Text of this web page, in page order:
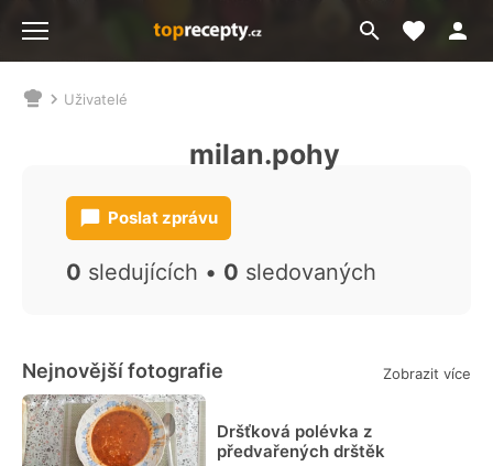
Přejít
na
Moje
NacházíteUživatelé
milan.pohy
Poslat zprávu
0 sledujících • 0 sledovaných
Nejnovější fotografie Zobrazit více
Dršťková polévka z
předvařených drštěk